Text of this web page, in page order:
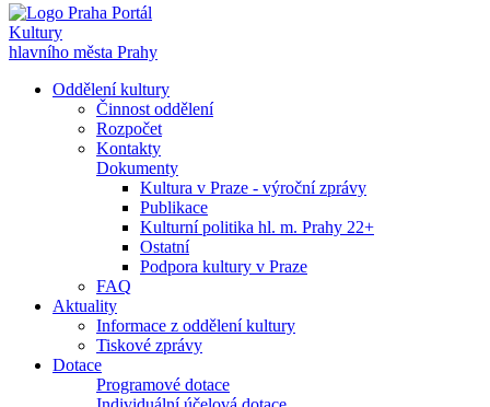
Portál
Kultury
hlavního města Prahy
Oddělení kultury
Činnost oddělení
Rozpočet
Kontakty
Dokumenty
Kultura v Praze - výroční zprávy
Publikace
Kulturní politika hl. m. Prahy 22+
Ostatní
Podpora kultury v Praze
FAQ
Aktuality
Informace z oddělení kultury
Tiskové zprávy
Dotace
Programové dotace